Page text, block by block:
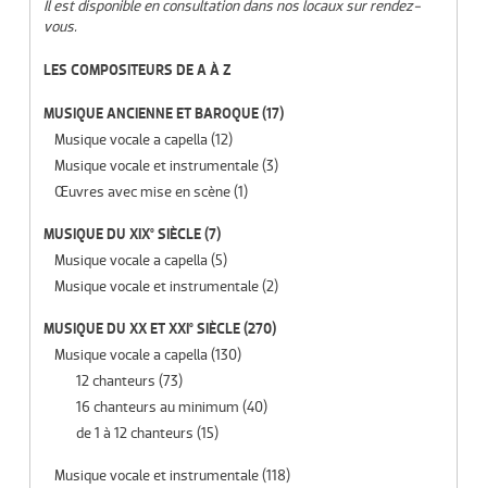
Il est disponible en consultation dans nos locaux sur rendez-
vous.
LES COMPOSITEURS DE A À Z
MUSIQUE ANCIENNE ET BAROQUE(17)
Musique vocale a capella (12)
Musique vocale et instrumentale(3)
Œuvres avec mise en scène(1)
MUSIQUE DU XIX° SIÈCLE(7)
Musique vocale a capella (5)
Musique vocale et instrumentale(2)
MUSIQUE DU XX ET XXI° SIÈCLE(270)
Musique vocale a capella (130)
12 chanteurs (73)
16 chanteurs au minimum (40)
de 1 à 12 chanteurs (15)
Musique vocale et instrumentale(118)